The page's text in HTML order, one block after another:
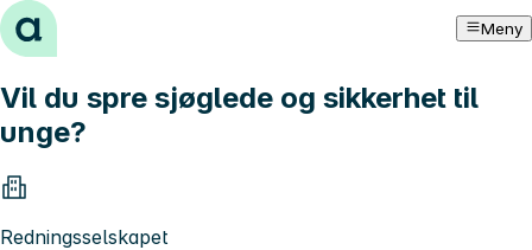
Hopp til innhold Meny
Vil du spre sjøglede og sikkerhet til
unge?
Redningsselskapet